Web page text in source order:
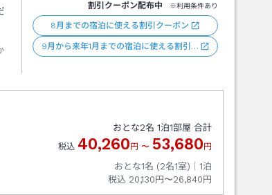
割引クーポン配布中 ※利用条件あり
8月までの宿泊に使える割引クーポン
9月から来年1月までの宿泊に使える割引…
おとな2名 1泊1部屋 合計
税込 40,260 円 〜 53,680 円
おとな1名 (2名1室)｜ 1泊
税込 20,130円〜26,840円